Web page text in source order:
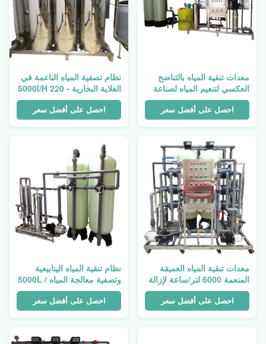
معدات تنقية المياه بالتناضح
العكسي لتنعيم المياه لصناعة
الطلاء الكهربائي
احصل على أفضل سعر
نظام تصفية المياه الناعمة في
الغلاية البخارية 5000l/H 220 -
380V
احصل على أفضل سعر
معدات تنقية المياه العميقة
المنعمة 6000 لتر/ساعة لإزالة
العكارة
احصل على أفضل سعر
نظام تنقية المياه الينابيعية
وتصفية معالجة المياه 5000L /
H 1100w
احصل على أفضل سعر